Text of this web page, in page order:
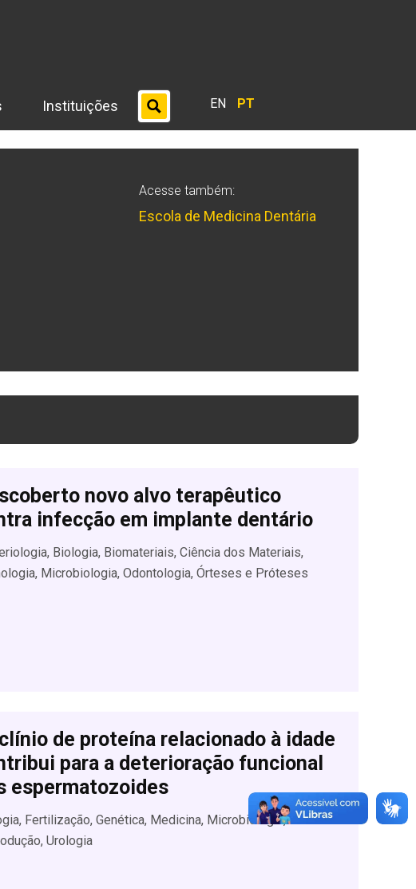
Instituições EN PT
Acesse também:
Escola de Medicina Dentária
novo alvo terapêutico
infecção em implante dentário
Biologia, Biomateriais, Ciência dos Materiais,
Microbiologia, Odontologia, Órteses e Próteses
de proteína relacionado à idade
para a deterioração funcional
espermatozoides
Fertilização, Genética, Medicina, Microbiologia,
Urologia